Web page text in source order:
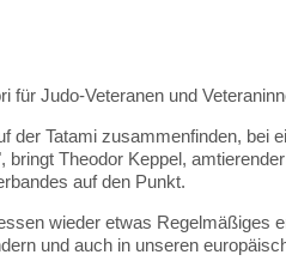
Judo-Veteranen und
der Tatami zusammenfinden, bei
Theodor Keppel,
auf den Punkt.
wieder etwas Regelmäßiges
und auch in unseren